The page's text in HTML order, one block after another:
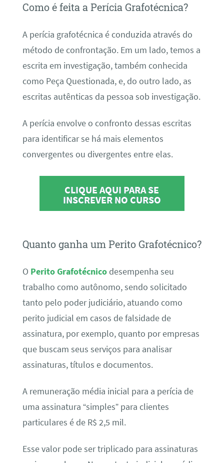
Como é feita a Perícia Grafotécnica?
A perícia grafotécnica é conduzida através do
método de confrontação. Em um lado, temos a
escrita em investigação, também conhecida
como Peça Questionada, e, do outro lado, as
escritas autênticas da pessoa sob investigação.
A perícia envolve o confronto dessas escritas
para identificar se há mais elementos
convergentes ou divergentes entre elas.
CLIQUE AQUI PARA SE
INSCREVER NO CURSO
Quanto ganha um Perito Grafotécnico?
O Perito Grafotécnicodesempenha seu
trabalho como autônomo, sendo solicitado
tanto pelo poder judiciário, atuando como
perito judicial em casos de falsidade de
assinatura, por exemplo, quanto por empresas
que buscam seus serviços para analisar
assinaturas, títulos e documentos.
A remuneração média inicial para a perícia de
uma assinatura “simples” para clientes
particulares é de R$ 2,5 mil.
Esse valor pode ser triplicado para assinaturas